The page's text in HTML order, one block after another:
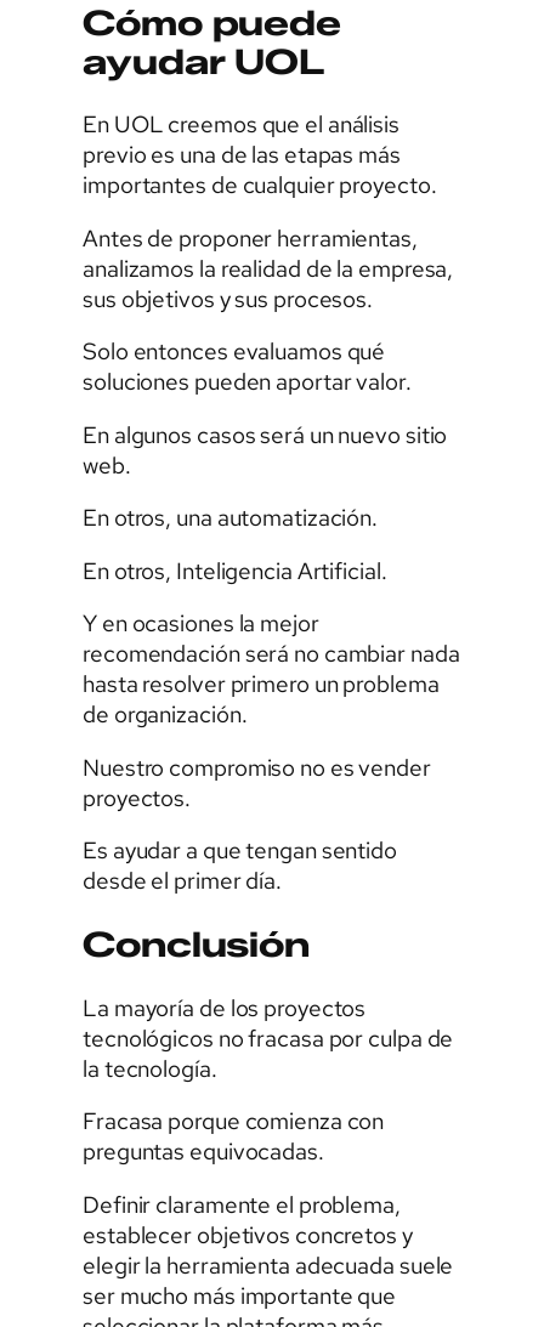
Cómo puede
ayudar UOL
En UOL creemos que el análisis
previo es una de las etapas más
importantes de cualquier proyecto.
Antes de proponer herramientas,
analizamos la realidad de la empresa,
sus objetivos y sus procesos.
Solo entonces evaluamos qué
soluciones pueden aportar valor.
En algunos casos será un nuevo sitio
web.
En otros, una automatización.
En otros, Inteligencia Artificial.
Y en ocasiones la mejor
recomendación será no cambiar nada
hasta resolver primero un problema
de organización.
Nuestro compromiso no es vender
proyectos.
Es ayudar a que tengan sentido
desde el primer día.
Conclusión
La mayoría de los proyectos
tecnológicos no fracasa por culpa de
la tecnología.
Fracasa porque comienza con
preguntas equivocadas.
Definir claramente el problema,
establecer objetivos concretos y
elegir la herramienta adecuada suele
ser mucho más importante que